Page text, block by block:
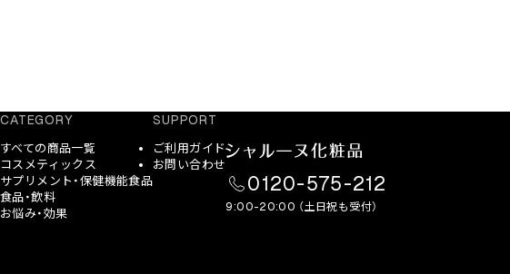
CATEGORY
すべての商品一覧
コスメティックス
サプリメント・保健機能食品
食品・飲料
お悩み・効果
SUPPORT
ご利用ガイド
お問い合わせ
0120-575-212
9:00-20:00 （土日祝も受付）